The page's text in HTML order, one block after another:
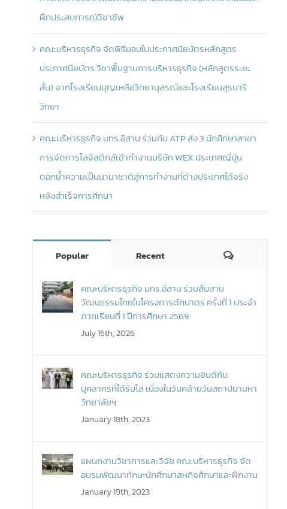
ฝึกประสบการณ์วิชาชีพ
คณะบริหารธุรกิจ จัดพิธีมอบใบประกาศนียบัตรหลักสูตร
ประกาศนียบัตร วิชาพื้นฐานการบริหารธุรกิจ (หลักสูตรระยะ
สั้น) จากโรงเรียนบุญเหลือวิทยานุสรณ์และโรงเรียนสุรนารี
วิทยา
คณะบริหารธุรกิจ มทร.อีสาน ร่วมกับ ATP ส่ง 3 นักศึกษาสาขา
การจัดการโลจิสติกส์เข้าทำงานบริษัท WEX ประเทศญี่ปุ่น
ตอกย้ำความเป็นนานาชาติสู่การทำงานที่ต่างประเทศได้จริง
หลังสำเร็จการศึกษา
Popular Recent Comments
คณะบริหารธุรกิจ มทร.อีสาน ร่วมสืบสาน
วัฒนธรรมไทยในโครงการตักบาตร ครั้งที่ 1 ประจำ
ภาคเรียนที่ 1 ปีการศึกษา 2569
July 16th, 2026
คณะบริหารธุรกิจ ร่วมแสดงความยินดีกับ
บุคลากรที่ได้รับโล่ เนื่องในวันคล้ายวันสถาปนามหา
วิทยาลัยฯ
January 18th, 2023
แผนกงานวิชาการและวิจัย คณะบริหารธุรกิจ จัด
อบรมพัฒนาทักษะนักศึกษาสหกิจศึกษาและฝึกงาน
January 19th, 2023